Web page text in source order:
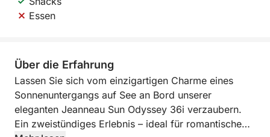
Essen
Über die Erfahrung
Lassen Sie sich vom einzigartigen Charme eines
Sonnenuntergangs auf See an Bord unserer
eleganten Jeanneau Sun Odyssey 36i verzaubern.
Ein zweistündiges Erlebnis – ideal für romantische